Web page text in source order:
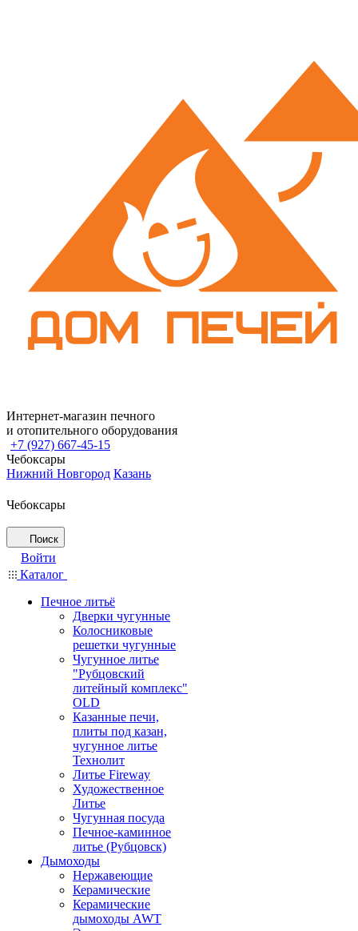
Интернет-магазин печного
и отопительного оборудования
+7 (927) 667-45-15
Чебоксары
Нижний Новгород Казань
Чебоксары
Поиск
Войти
Каталог
Печное литьё
Дверки чугунные
Колосниковые
решетки чугунные
Чугунное литье
"Рубцовский
литейный комплекс"
OLD
Казанные печи,
плиты под казан,
чугунное литье
Технолит
Литье Fireway
Художественное
Литье
Чугунная посуда
Печное-каминное
литье (Рубцовск)
Дымоходы
Нержавеющие
Керамические
Керамические
дымоходы AWT